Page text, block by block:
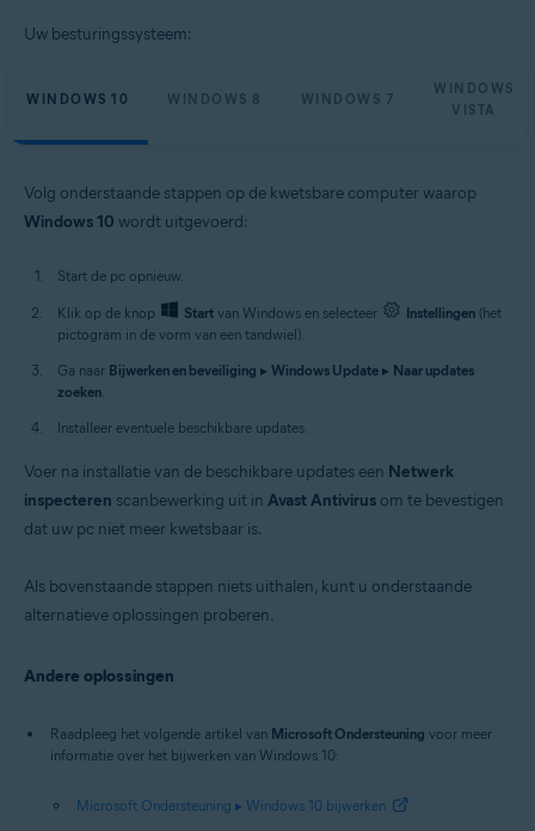
Uw besturingssysteem:
WINDOWS 10 WINDOWS 8 WINDOWS 7
WINDOWS
VISTA
Volg onderstaande stappen op de kwetsbare computer waarop
Windows 10 wordt uitgevoerd:
Start de pc opnieuw.
Klik op de knop Start van Windows en selecteer Instellingen (het
pictogram in de vorm van een tandwiel).
Ga naar Bijwerken en beveiliging ▸ Windows Update ▸ Naar updates
zoeken.
Installeer eventuele beschikbare updates.
Voer na installatie van de beschikbare updates een Netwerk
inspecteren scanbewerking uit in Avast Antivirus om te bevestigen
dat uw pc niet meer kwetsbaar is.
Als bovenstaande stappen niets uithalen, kunt u onderstaande
alternatieve oplossingen proberen.
Andere oplossingen
Raadpleeg het volgende artikel van Microsoft Ondersteuning voor meer
informatie over het bijwerken van Windows 10:
Microsoft Ondersteuning ▸ Windows 10 bijwerken